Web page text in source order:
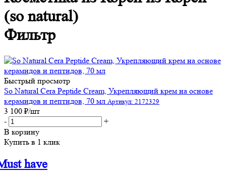
(so natural)
Фильтр
Быстрый просмотр
So Natural Cera Peptide Cream, Укрепляющий крем на основе
керамидов и пептидов, 70 мл Артикул: 2172329
3 100 ₽/шт
-
+
В корзину
Купить в 1 клик
have